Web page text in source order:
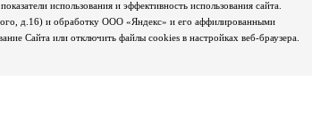
использования и эффективность использования сайта.
д.16) и обработку ООО «Яндекс» и его аффилированными
Сайта или отключить файлы cookies в настройках веб-браузера.